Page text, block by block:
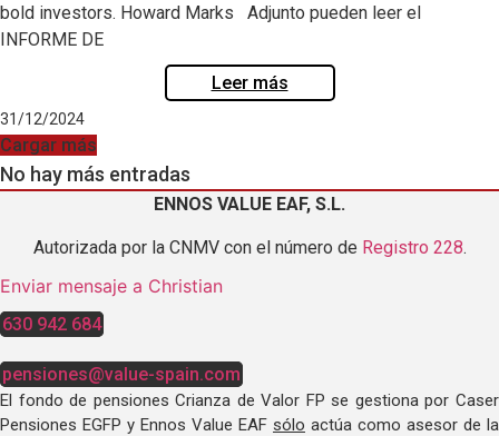
bold investors. Howard Marks Adjunto pueden leer el
INFORME DE
Leer más
31/12/2024
Cargar más
No hay más entradas
ENNOS VALUE EAF, S.L.
Autorizada por la CNMV con el número de Registro 228.
Enviar mensaje a Christian
630 942 684
pensiones@value-spain.com
El fondo de pensiones Crianza de Valor FP se gestiona por Caser
Pensiones EGFP y Ennos Value EAF sólo actúa como asesor de la